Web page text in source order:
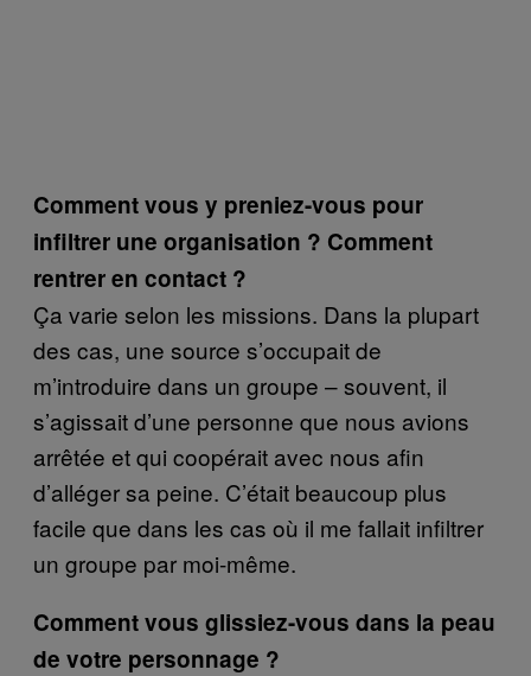
Comment vous y preniez-vous pour
infiltrer une organisation ? Comment
rentrer en contact ?
Ça varie selon les missions. Dans la plupart
des cas, une source s’occupait de
m’introduire dans un groupe – souvent, il
s’agissait d’une personne que nous avions
arrêtée et qui coopérait avec nous afin
d’alléger sa peine. C’était beaucoup plus
facile que dans les cas où il me fallait infiltrer
un groupe par moi-même.
Comment vous glissiez-vous dans la peau
de votre personnage ?